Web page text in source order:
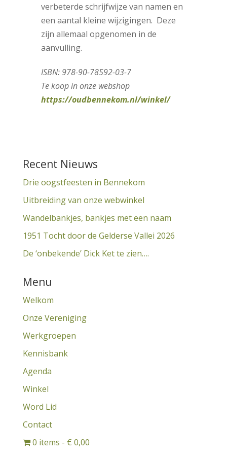
verbeterde schrijfwijze van namen en
een aantal kleine wijzigingen. Deze
zijn allemaal opgenomen in de
aanvulling.
ISBN: 978-90-78592-03-7
Te koop in onze webshop
https://oudbennekom.nl/winkel/
Recent Nieuws
Drie oogstfeesten in Bennekom
Uitbreiding van onze webwinkel
Wandelbankjes, bankjes met een naam
1951 Tocht door de Gelderse Vallei 2026
De ‘onbekende’ Dick Ket te zien….
Menu
Welkom
Onze Vereniging
Werkgroepen
Kennisbank
Agenda
Winkel
Word Lid
Contact
0 items
€ 0,00